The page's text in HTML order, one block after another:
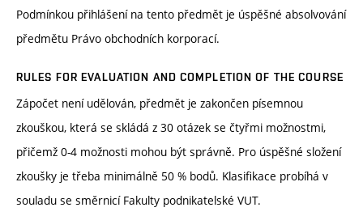
Podmínkou přihlášení na tento předmět je úspěšné absolvování
předmětu Právo obchodních korporací.
RULES FOR EVALUATION AND COMPLETION OF THE COURSE
Zápočet není udělován, předmět je zakončen písemnou
zkouškou, která se skládá z 30 otázek se čtyřmi možnostmi,
přičemž 0-4 možnosti mohou být správně. Pro úspěšné složení
zkoušky je třeba minimálně 50 % bodů. Klasifikace probíhá v
souladu se směrnicí Fakulty podnikatelské VUT.